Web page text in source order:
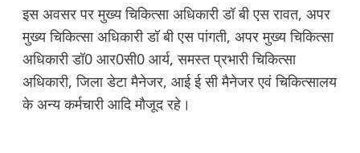
इस अवसर पर मुख्य चिकित्सा अधिकारी डॉ बी एस रावत, अपर
मुख्य चिकित्सा अधिकारी डॉ बी एस पांगती, अपर मुख्य चिकित्सा
अधिकारी डॉ0 आर0सी0 आर्य, समस्त प्रभारी चिकित्सा
अधिकारी, जिला डेटा मैनेजर, आई ई सी मैनेजर एवं चिकित्सालय
के अन्य कर्मचारी आदि मौजूद रहे।